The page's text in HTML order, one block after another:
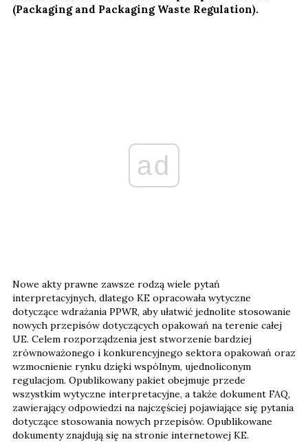
(Packaging and Packaging Waste Regulation).
ad
Nowe akty prawne zawsze rodzą wiele pytań
interpretacyjnych, dlatego KE opracowała wytyczne
dotyczące wdrażania PPWR, aby ułatwić jednolite stosowanie
nowych przepisów dotyczących opakowań na terenie całej
UE. Celem rozporządzenia jest stworzenie bardziej
zrównoważonego i konkurencyjnego sektora opakowań oraz
wzmocnienie rynku dzięki wspólnym, ujednoliconym
regulacjom. Opublikowany pakiet obejmuje przede
wszystkim wytyczne interpretacyjne, a także dokument FAQ,
zawierający odpowiedzi na najczęściej pojawiające się pytania
dotyczące stosowania nowych przepisów. Opublikowane
dokumenty znajdują się na stronie internetowej KE.